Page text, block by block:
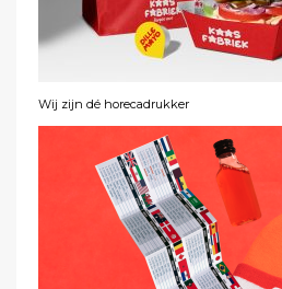
Wij zijn dé horecadrukker